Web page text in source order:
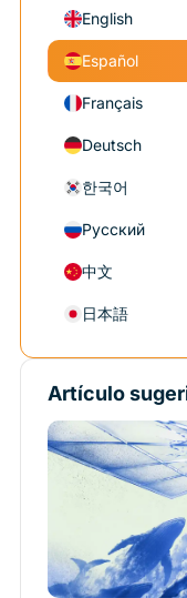
English
Español
Français
Deutsch
한국어
Русский
中文
日本語
Artículo